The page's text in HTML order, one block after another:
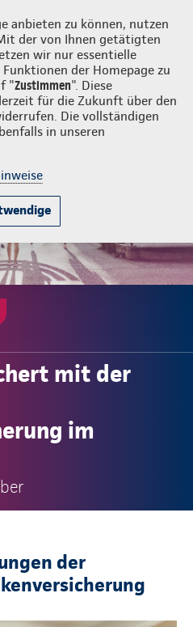
anbieten zu können, nutzen
der von Ihnen getätigten
wir nur essentielle
der Homepage zu
"Zustimmen". Diese
für die Zukunft über den
Die vollständigen
in unseren
Login
Beratung & Angebot
mit der
im
der